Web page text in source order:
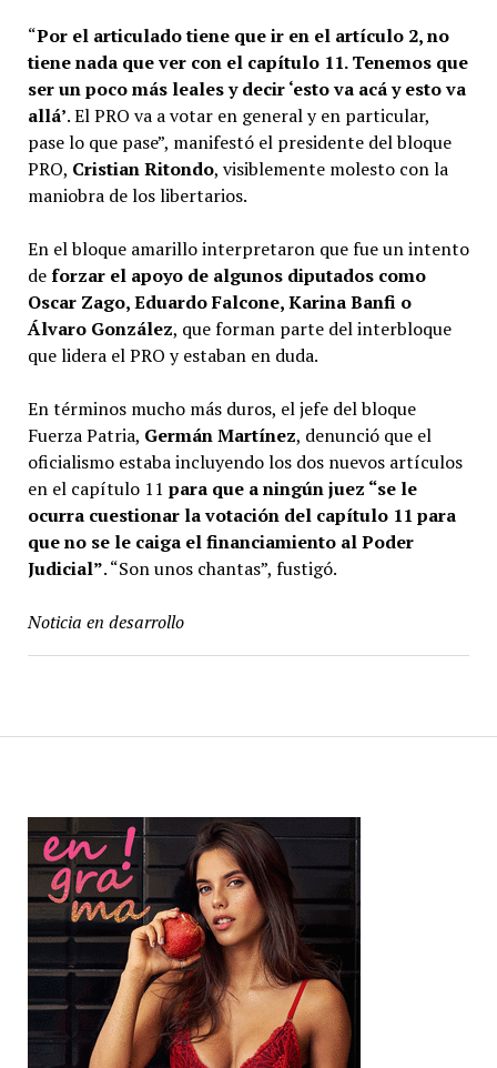
“Por el articulado tiene que ir en el artículo 2, no
tiene nada que ver con el capítulo 11. Tenemos que
ser un poco más leales y decir ‘esto va acá y esto va
allá’. El PRO va a votar en general y en particular,
pase lo que pase”, manifestó el presidente del bloque
PRO, Cristian Ritondo, visiblemente molesto con la
maniobra de los libertarios.
En el bloque amarillo interpretaron que fue un intento
deforzar el apoyo de algunos diputados como
Oscar Zago, Eduardo Falcone, Karina Banfi o
Álvaro González, que forman parte del interbloque
que lidera el PRO y estaban en duda.
En términos mucho más duros, el jefe del bloque
Fuerza Patria, Germán Martínez, denunció que el
oficialismo estaba incluyendo los dos nuevos artículos
en el capítulo 11 para que a ningún juez “se le
ocurra cuestionar la votación del capítulo 11 para
que no se le caiga el financiamiento al Poder
Judicial”. “Son unos chantas”, fustigó.
Noticia en desarrollo